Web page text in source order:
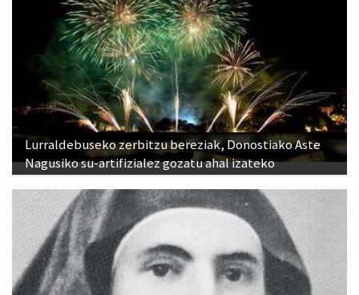
Lurraldebuseko zerbitzu bereziak, Donostiako Aste
Nagusiko su-artifizialez gozatu ahal izateko